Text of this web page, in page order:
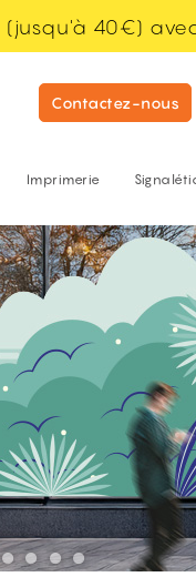
(jusqu'à 40€)
Contactez-nous
Imprimerie